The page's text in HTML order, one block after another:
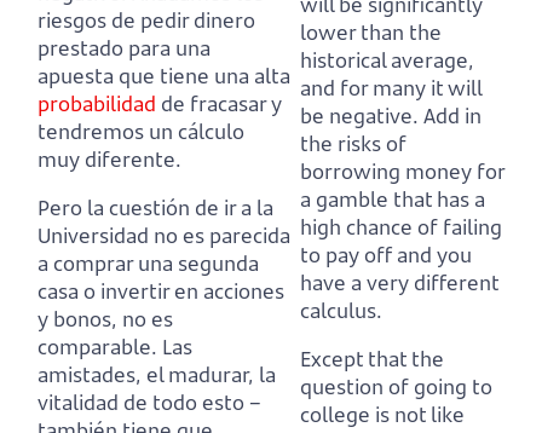
riesgos de pedir dinero
prestado para una
apuesta que tiene una alta
probabilidad de fracasar y
tendremos un cálculo
muy diferente.
Pero la cuestión de ir a la
Universidad no es parecida
a comprar una segunda
casa o invertir en acciones
y bonos, no es
comparable. Las
amistades, el madurar, la
vitalidad de todo esto –
lower than the
historical average,
and for many it will
be negative. Add in
the risks of
borrowing money for
a gamble that has a
high chance of failing
to pay off and you
have a very different
calculus.
Except that the
question of going to
college is not like